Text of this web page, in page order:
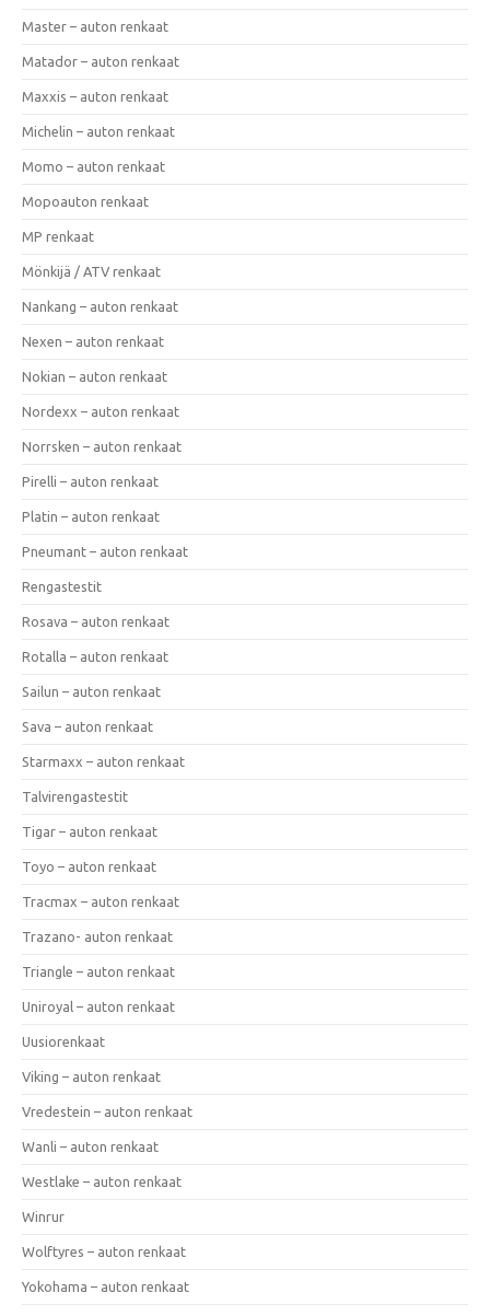
Master – auton renkaat
Matador – auton renkaat
Maxxis – auton renkaat
Michelin – auton renkaat
Momo – auton renkaat
Mopoauton renkaat
MP renkaat
Mönkijä / ATV renkaat
Nankang – auton renkaat
Nexen – auton renkaat
Nokian – auton renkaat
Nordexx – auton renkaat
Norrsken – auton renkaat
Pirelli – auton renkaat
Platin – auton renkaat
Pneumant – auton renkaat
Rengastestit
Rosava – auton renkaat
Rotalla – auton renkaat
Sailun – auton renkaat
Sava – auton renkaat
Starmaxx – auton renkaat
Talvirengastestit
Tigar – auton renkaat
Toyo – auton renkaat
Tracmax – auton renkaat
Trazano- auton renkaat
Triangle – auton renkaat
Uniroyal – auton renkaat
Uusiorenkaat
Viking – auton renkaat
Vredestein – auton renkaat
Wanli – auton renkaat
Westlake – auton renkaat
Winrur
Wolftyres – auton renkaat
Yokohama – auton renkaat